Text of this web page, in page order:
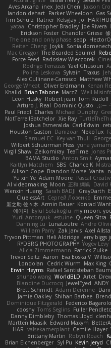
Aves Arcana inex Jedi Chen Jaxson
landon dehart Parker Wheeldon Gas
Tim Schulz Ratner KelsyJay Jo
yataa
Christopher Bradley Joe Rivera
Erickson Foster Chandler Griese
The one and only phase sepp
Reiten Cheng Joykk Sonia domenech
Mac Greggor The Bearded Squirrel
Force Feed Radosław Wieczorek
Rodrigo Terrazas Yael Ghusoun
Polina Leskova Sylvain Traxus
Alex Cullinane-Carrasco Matthew
George Wheat Oliver Erdmann Kenan
Khalid Brian Tabone MarzZ Well
Leon Husky Robert jean Tom Rudolf
Arturo J. Real Dominic Qusto ぶー
Paul Friedl Charles Michael Dunphy
NotTerrellBatchelor Xie Ray
Joshua Esmeralda Carl-Edwin
Houston Gaston Danizoar NekoTux
Slamuel EC Key van Thull
Wilbert Schuurman Hess yuna
Virgil Shaw Zeikomiray TeaTime Jonas
BAMA Studio Anton Smit
Kaitlyn Matchem
SBS Chance K
Allison Cope Brandon Morse Vanta
Yu xin Ye Adam Moore Pascal
AI videomaking Moon 正和 綱嶋 David
Wenxin Huang Sarah BADJI GrayDarth
CluelessArt Cергей Лозенко
新之助 佐々木 Armin Bauer Konrad
에이지
Eylül Solakoğlu my moon,
Yurii Antonyuk
estuine Queen Sitra
Danning Lu LunaLoutre Andre
William Parry Zak Jarvis Axel
Tryvon Pittman Heli Aldridge jerry biggs
RYDBRG PHOTOGRAPHY Yogev Levy
Alicia Zimmermann Patrick Zulke
Trevor Seitz Aaron Eva Eoska V
Londolan
Cedric Wurm Max King
Erwin Heyms Rafael Santisteban
shuhao wang WorldBLD Artet
Blandine Ducrocq JewelEyed ANDY
Brett Schmidt Adam Derenne
Jamie Oakley Shihan Barbee
Dominique Fitzgerald Federico Bagarolo
cooshy Toms Seglins Fuller
Danny Dimbleby Thomas Lloyd
Martten Maasik Edward Maxym
HAR valsekamerplant Cemile Høyer
Brittany Martin Robyn Roach
Brian Eichenberger Syl Pu Kevin Jeryd